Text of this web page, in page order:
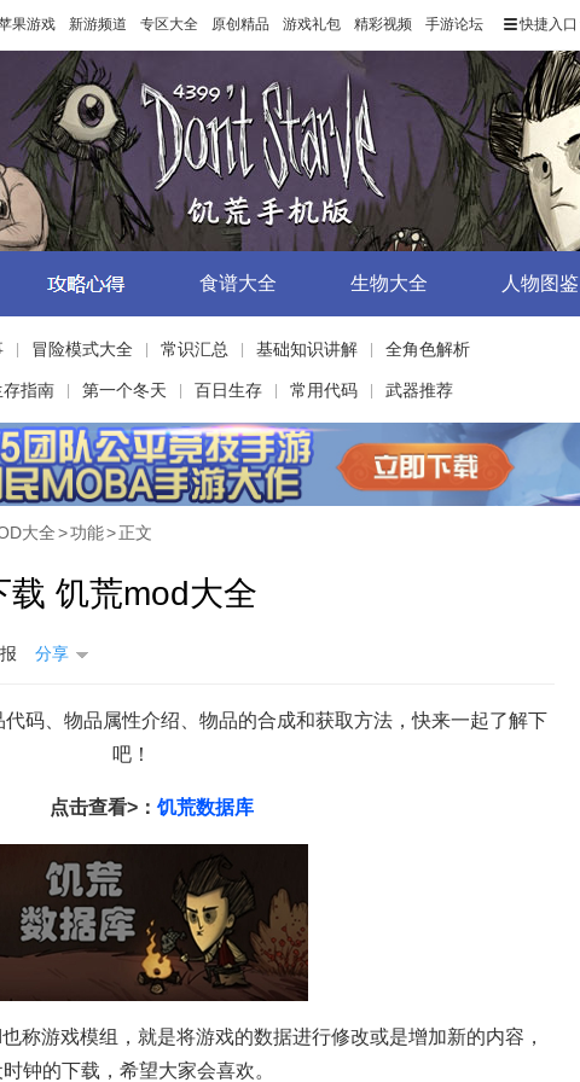
果游戏 新游频道 专区大全 原创精品 游戏礼包 精彩视频 手游论坛 快捷入口
食谱大全 生物大全 人物图鉴
冒险模式大全 常识汇总 基础知识讲解 全角色解析
指南 第一个冬天 百日生存 常用代码 武器推荐
大全>功能>正文
饥荒mod大全
分享
码、物品属性介绍、物品的合成和获取方法，快来一起了解下
吧！
点击查看>：饥荒数据库
称游戏模组，就是将游戏的数据进行修改或是增加新的内容，
钟的下载，希望大家会喜欢。